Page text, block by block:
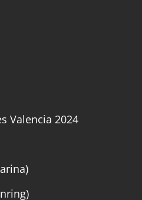
Valencia 2024